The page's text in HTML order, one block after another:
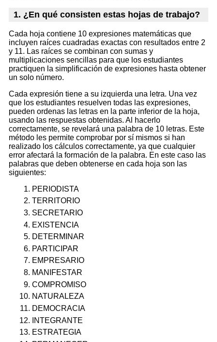
1. ¿En qué consisten estas hojas de trabajo?
Cada hoja contiene 10 expresiones matemáticas que
incluyen raíces cuadradas exactas con resultados entre 2
y 11. Las raíces se combinan con sumas y
multiplicaciones sencillas para que los estudiantes
practiquen la simplificación de expresiones hasta obtener
un solo número.
Cada expresión tiene a su izquierda una letra. Una vez
que los estudiantes resuelven todas las expresiones,
pueden ordenas las letras en la parte inferior de la hoja,
usando las respuestas obtenidas. Al hacerlo
correctamente, se revelará una palabra de 10 letras. Este
método les permite comprobar por sí mismos si han
realizado los cálculos correctamente, ya que cualquier
error afectará la formación de la palabra. En este caso las
palabras que deben obtenerse en cada hoja son las
siguientes:
PERIODISTA
TERRITORIO
SECRETARIO
EXISTENCIA
DETERMINAR
PARTICIPAR
EMPRESARIO
MANIFESTAR
COMPROMISO
NATURALEZA
DEMOCRACIA
INTEGRANTE
ESTRATEGIA